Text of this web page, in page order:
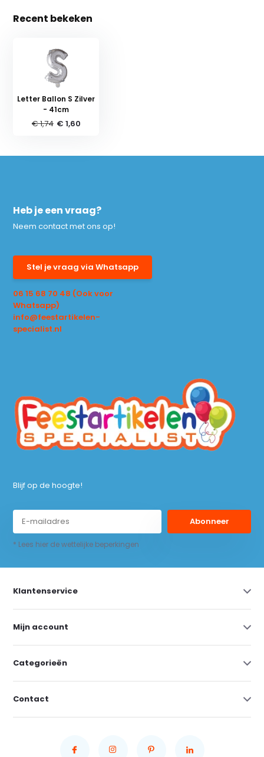
Recent bekeken
Letter Ballon S Zilver
- 41cm
€ 1,74 € 1,60
Heb je een vraag?
Neem contact met ons op!
Stel je vraag via Whatsapp
06 15 68 70 48 (Ook voor
Whatsapp)
info@feestartikelen-
specialist.nl
Blijf op de hoogte!
Abonneer
* Lees hier de wettelijke beperkingen
Klantenservice
Mijn account
Categorieën
Contact